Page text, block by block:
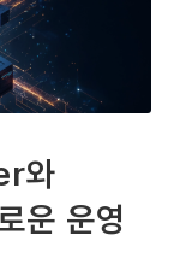
와
운 운영